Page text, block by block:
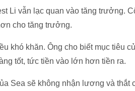
Li vẫn lạc quan vào tăng trưởng.
cho tăng trưởng.
khó khăn. Ông cho biết mục tiêu
tốt, tức tiền vào lớn hơn tiền ra.
Sea sẽ không nhận lương và thắt